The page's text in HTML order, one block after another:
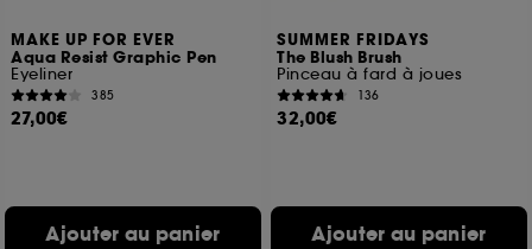
MAKE UP FOR EVER
Aqua Resist Graphic Pen
Eyeliner
385
27,00€
Ajouter au panier
SUMMER FRIDAYS
The Blush Brush
Pinceau à fard à joues
136
32,00€
Ajouter au panier